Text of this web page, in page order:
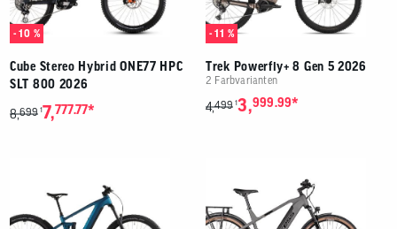
- 10 %
Cube Stereo Hybrid ONE77 HPC
SLT 800 2026
8,699 17,777.77*
- 11 %
Trek Powerfly+ 8 Gen 5 2026
2 Farbvarianten
4,499 13,999.99*